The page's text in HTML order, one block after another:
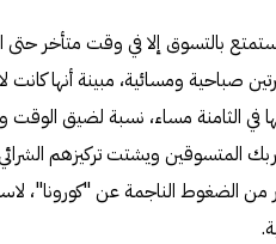
بالتسوق إلا في وقت متأخر
صباحية ومسائية، مبينة أنها كانت
في الثامنة مساء، نسبة لضيق الوقت
المتسوقين ويشتت تركيزهم
من الضغوط الناجمة عن "كورونا"،